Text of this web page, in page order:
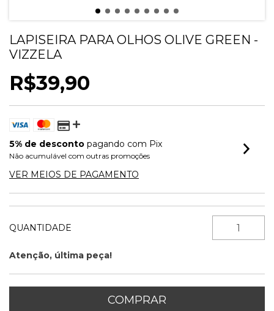
LAPISEIRA PARA OLHOS OLIVE GREEN -
VIZZELA
R$39,90
5% de desconto pagando com Pix
Não acumulável com outras promoções
VER MEIOS DE PAGAMENTO
QUANTIDADE
Atenção, última peça!